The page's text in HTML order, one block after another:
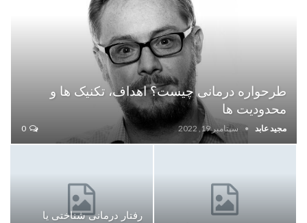
طرحواره درمانی چیست؟ اهداف، تکنیک ها و
محدودیت ها
مجید عابد سپتامبر 19, 2022
رفتار درمانی شناختی یا